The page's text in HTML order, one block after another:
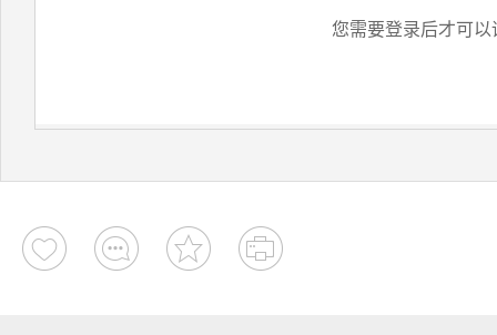
您需要登录后才可以